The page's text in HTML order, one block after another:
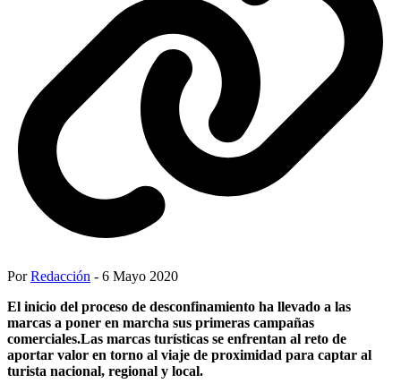
PorRedacción - 6 Mayo 2020
El inicio del proceso de desconfinamiento ha llevado a las
marcas a poner en marcha sus primeras campañas
comerciales.Las marcas turísticas se enfrentan al reto de
aportar valor en torno al viaje de proximidad para captar al
turista nacional, regional y local.